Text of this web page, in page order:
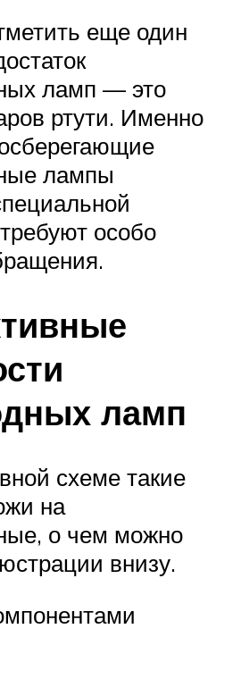
еще один
ламп — это
ртути. Именно
лампы
особо
ламп
схеме такие
на
о чем можно
внизу.